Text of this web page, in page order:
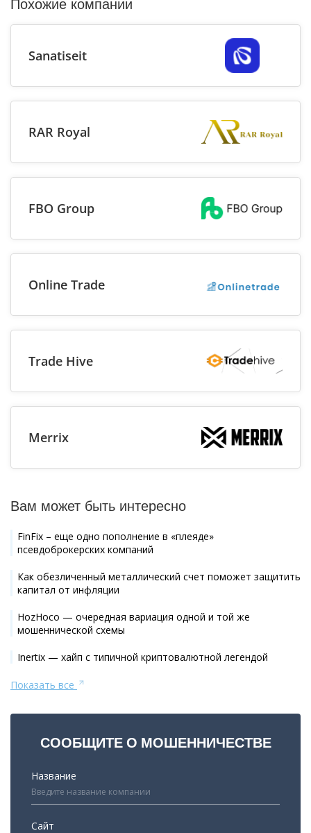
Похожие компании
Sanatiseit
RAR Royal
FBO Group
Online Trade
Trade Hive
Merrix
Вам может быть интересно
FinFix – еще одно пополнение в «плеяде»
псевдоброкерских компаний
Как обезличенный металлический счет поможет защитить
капитал от инфляции
HozHoco — очередная вариация одной и той же
мошеннической схемы
Inertix — хайп с типичной криптовалютной легендой
Показать все
СООБЩИТЕ О МОШЕННИЧЕСТВЕ
Название
Сайт